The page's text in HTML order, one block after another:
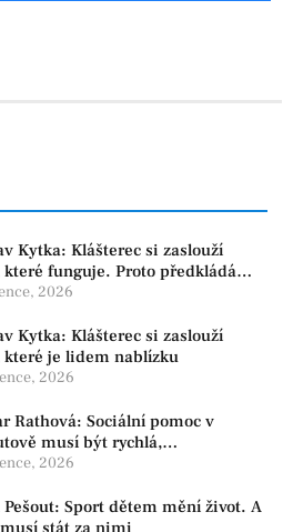
Kytka: Klášterec si zaslouží
funguje. Proto předkládáme
který řeší skutečné problémy
2026
Kytka: Klášterec si zaslouží
které je lidem nablízku
2026
Rathová: Sociální pomoc v
musí být rychlá,
a férová. Ne udržovat lidi v
2026
Sport dětem mění život. A
stát za nimi